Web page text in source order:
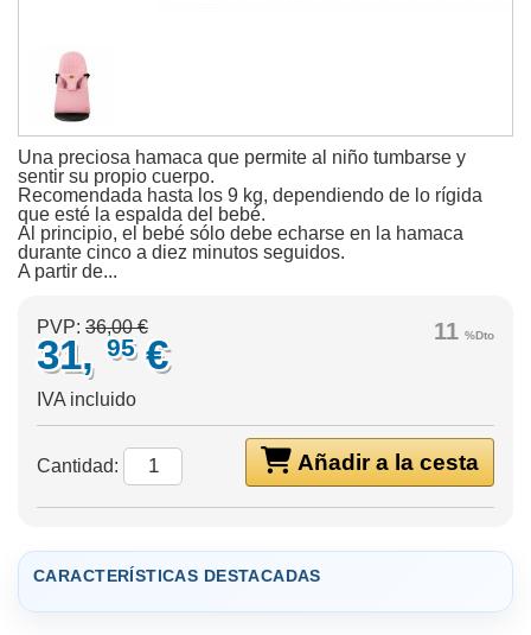
Una preciosa hamaca que permite al niño tumbarse y
sentir su propio cuerpo.
Recomendada hasta los 9 kg, dependiendo de lo rígida
que esté la espalda del bebé.
Al principio, el bebé sólo debe echarse en la hamaca
durante cinco a diez minutos seguidos.
A partir de...
11 %Dto
PVP: 36,00 €
31, 95 €
IVA incluido
Añadir a la cesta
Cantidad:
CARACTERÍSTICAS DESTACADAS